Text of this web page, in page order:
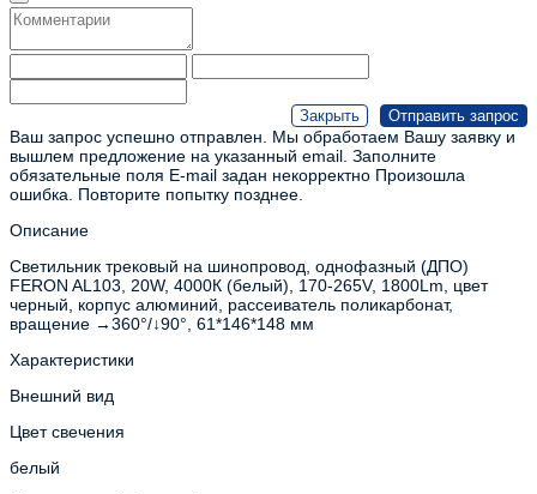
Ваш запрос успешно отправлен. Мы обработаем Вашу заявку и
вышлем предложение на указанный email. Заполните
обязательные поля E-mail задан некорректно Произошла
ошибка. Повторите попытку позднее.
Описание
Светильник трековый на шинопровод, однофазный (ДПО)
FERON AL103, 20W, 4000К (белый), 170-265V, 1800Lm, цвет
черный, корпус алюминий, рассеиватель поликарбонат,
вращение →360°/↓90°, 61*146*148 мм
Характеристики
Внешний вид
Цвет свечения
белый